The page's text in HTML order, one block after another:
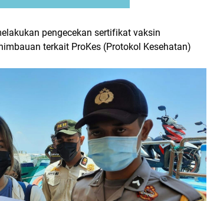
pengecekan sertifikat vaksin
terkait ProKes (Protokol Kesehatan)